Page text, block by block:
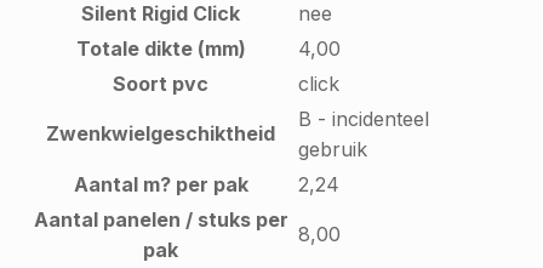
Silent Rigid Click
nee
Totale dikte (mm)
4,00
Soort pvc
click
Zwenkwielgeschiktheid
B - incidenteel
gebruik
Aantal m? per pak
2,24
Aantal panelen / stuks per
pak
8,00